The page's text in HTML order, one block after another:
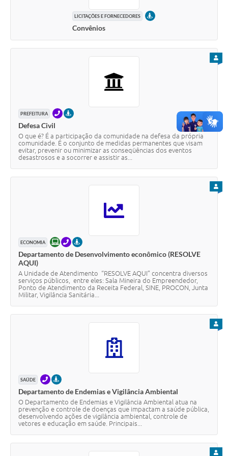
LICITAÇÕES E FORNECEDORES PRESENCIAL
Convênios
PREFEITURA TELEFONEPRESENCIAL
Defesa Civil
O que é? É a participação da comunidade na defesa da própria
comunidade. É o conjunto de medidas permanentes que visam
evitar, prevenir ou minimizar as conseqüências dos eventos
desastrosos e a socorrer e assistir as...
ECONOMIA ONLINETELEFONEPRESENCIAL
Departamento de Desenvolvimento econômico (RESOLVE
AQUI)
A Unidade de Atendimento “RESOLVE AQUI” concentra diversos
serviços públicos, entre eles: Sala Mineira do Empreendedor,
Ponto de Atendimento da Receita Federal, SINE, PROCON, Junta
Militar, Vigilância Sanitária...
SAÚDE TELEFONEPRESENCIAL
Departamento de Endemias e Vigilância Ambiental
O Departamento de Endemias e Vigilância Ambiental atua na
prevenção e controle de doenças que impactam a saúde pública,
desenvolvendo ações de vigilância ambiental, controle de
vetores e educação em saúde. Principais...